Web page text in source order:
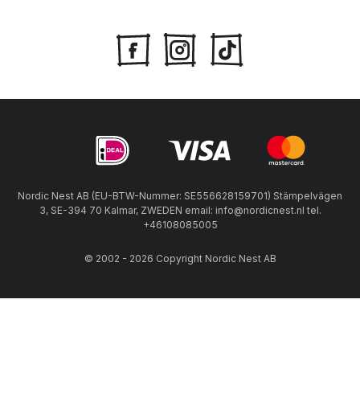
Nordic Nest AB (EU-BTW-Nummer: SE556628159701) Stämpelvägen
3, SE-394 70 Kalmar, ZWEDEN email: info@nordicnest.nl tel.
+46108085005
© 2002 - 2026 Copyright Nordic Nest AB